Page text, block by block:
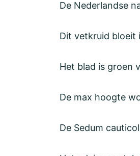
De Nederlandse
Dit vetkruid bloeit
Het blad is groen
De max hoogte
De Sedum